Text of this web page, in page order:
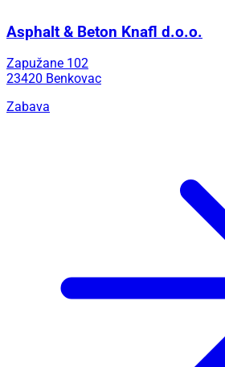
Asphalt & Beton Knafl d.o.o.
Zapužane 102
23420 Benkovac
Zabava